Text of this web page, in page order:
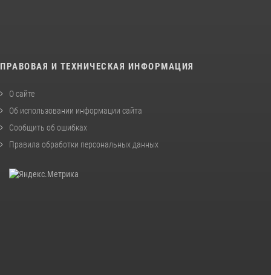
ПРАВОВАЯ И ТЕХНИЧЕСКАЯ ИНФОРМАЦИЯ
О сайте
Об использовании информации сайта
Сообщить об ошибках
Правила обработки персональных данных